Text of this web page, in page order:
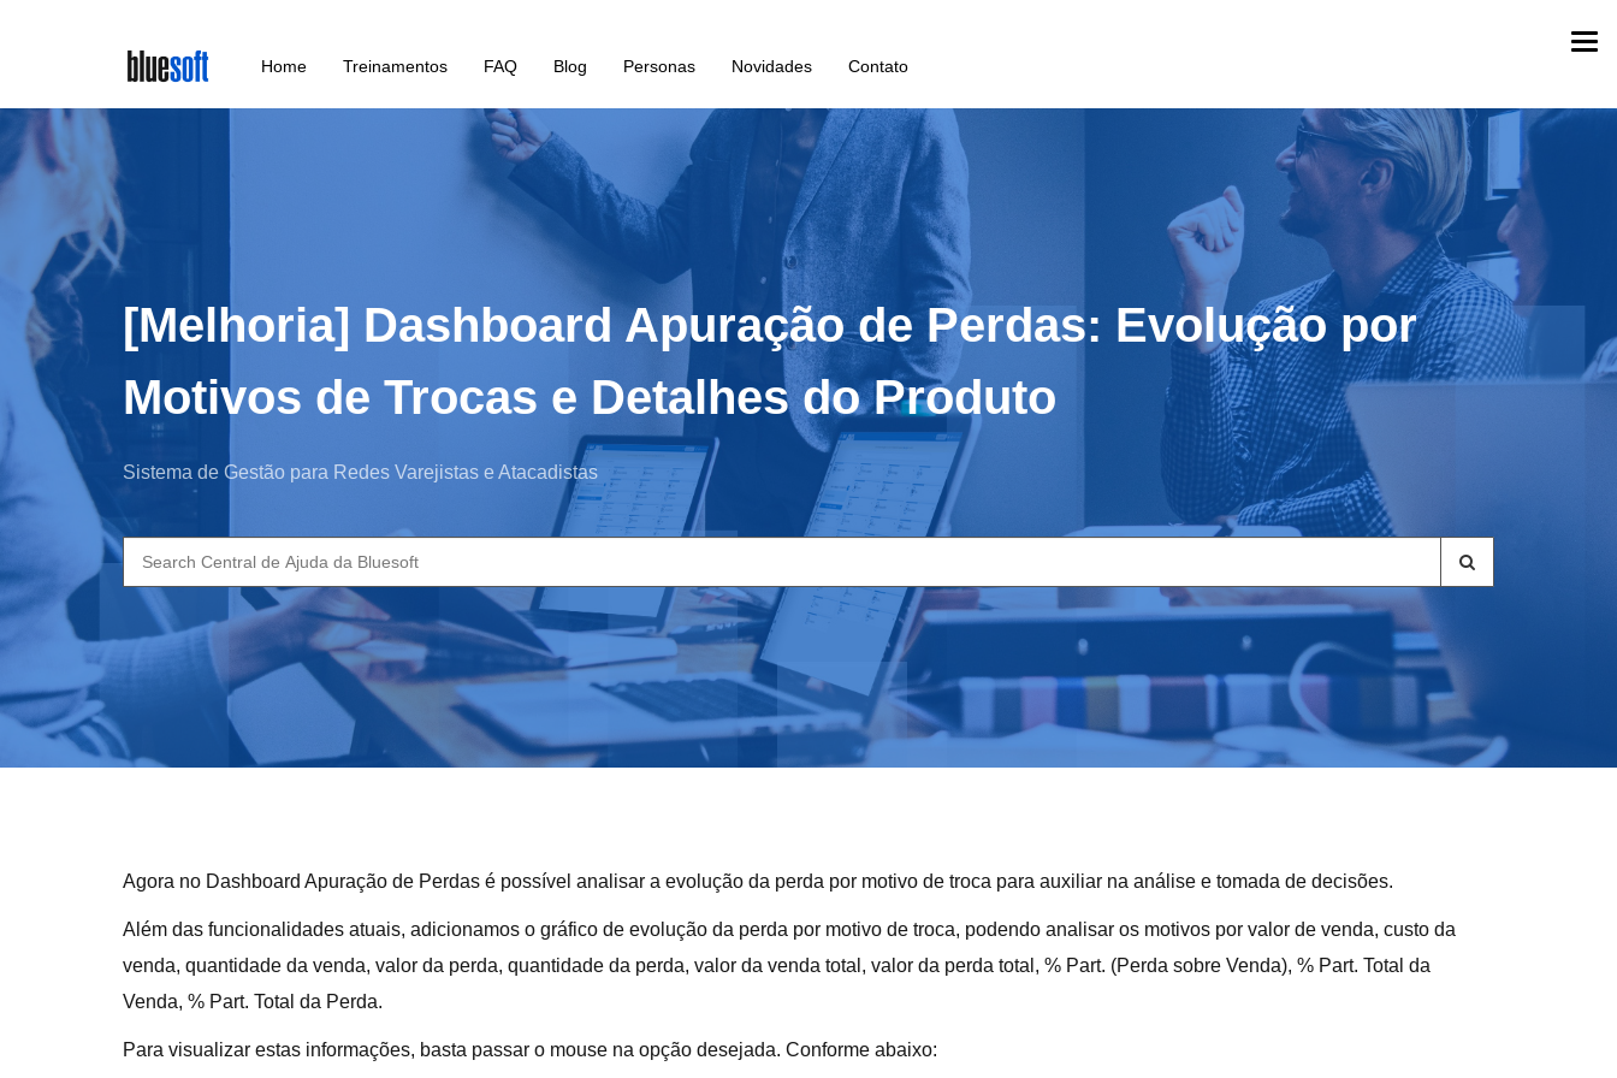
main
content
Home Treinamentos FAQ Blog Personas Novidades Contato
[Melhoria] Dashboard Apuração de Perdas: Evolução por
Motivos de Trocas e Detalhes do Produto
Sistema de Gestão para Redes Varejistas e Atacadistas
Search
for:
Agora no Dashboard Apuração de Perdas é possível analisar a evolução da perda por motivo de troca para auxiliar na análise e tomada de decisões.
Além das funcionalidades atuais, adicionamos o gráfico de evolução da perda por motivo de troca, podendo analisar os motivos por valor de venda, custo da
venda, quantidade da venda, valor da perda, quantidade da perda, valor da venda total, valor da perda total, % Part. (Perda sobre Venda), % Part. Total da
Venda, % Part. Total da Perda.
Para visualizar estas informações, basta passar o mouse na opção desejada. Conforme abaixo: